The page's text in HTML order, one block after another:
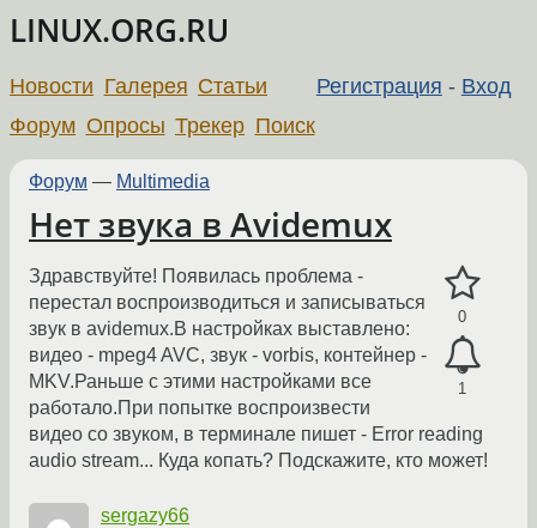
LINUX.ORG.RU
Регистрация - Вход
Новости Галерея Статьи
Форум Опросы Трекер Поиск
Форум — Multimedia
Нет звука в Avidemux
0
1
Здравствуйте! Появилась проблема -
перестал воспроизводиться и записываться
звук в avidemux.В настройках выставлено:
видео - mpeg4 AVC, звук - vorbis, контейнер -
MKV.Раньше с этими настройками все
работало.При попытке воспроизвести
видео со звуком, в терминале пишет - Error reading
audio stream... Куда копать? Подскажите, кто может!
sergazy66